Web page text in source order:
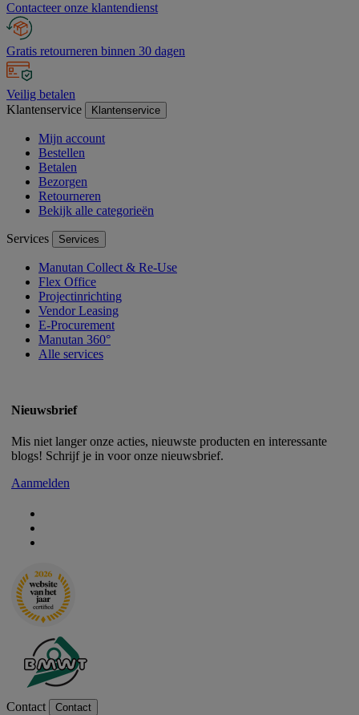
Contacteer onze klantendienst
Gratis retourneren binnen 30 dagen
Veilig betalen
Klantenservice
Klantenservice
Mijn account
Bestellen
Betalen
Bezorgen
Retourneren
Bekijk alle categorieën
Services Services
Manutan Collect & Re-Use
Flex Office
Projectinrichting
Vendor Leasing
E-Procurement
Manutan 360°
Alle services
Nieuwsbrief
Mis niet langer onze acties, nieuwste producten en interessante
blogs! Schrijf je in voor onze nieuwsbrief.
Aanmelden
Contact Contact